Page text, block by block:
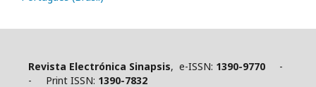
Revista Electrónica Sinapsis, e-ISSN: 1390-9770 -
- Print ISSN: 1390-7832